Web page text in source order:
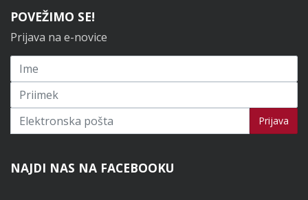
POVEŽIMO SE!
Prijava na e-novice
Prijavi se na novice Prijava
NAJDI NAS NA FACEBOOKU